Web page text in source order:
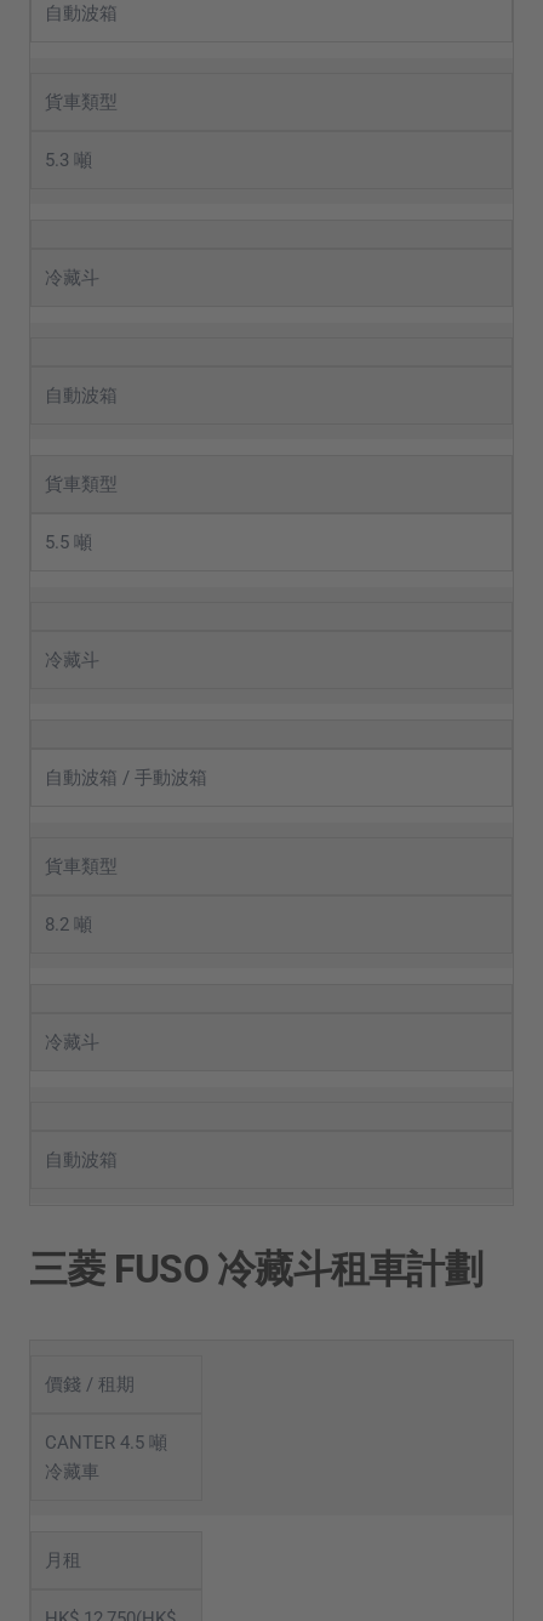
自動波箱
貨車類型
5.3 噸
冷藏斗
自動波箱
貨車類型
5.5 噸
冷藏斗
自動波箱 / 手動波箱
貨車類型
8.2 噸
冷藏斗
自動波箱
三菱 FUSO 冷藏斗租車計劃
價錢 / 租期
CANTER 4.5 噸
冷藏車
月租